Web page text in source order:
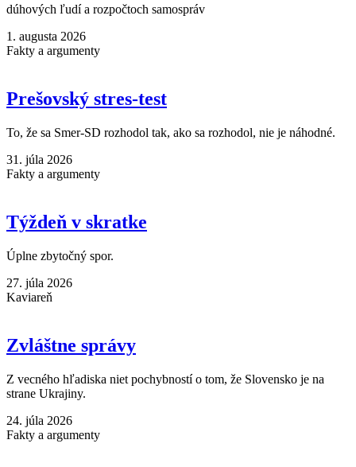
dúhových ľudí a rozpočtoch samospráv
1. augusta 2026
Fakty a argumenty
Prešovský stres-test
To, že sa Smer-SD rozhodol tak, ako sa rozhodol, nie je náhodné.
31. júla 2026
Fakty a argumenty
Týždeň v skratke
Úplne zbytočný spor.
27. júla 2026
Kaviareň
Zvláštne správy
Z vecného hľadiska niet pochybností o tom, že Slovensko je na
strane Ukrajiny.
24. júla 2026
Fakty a argumenty